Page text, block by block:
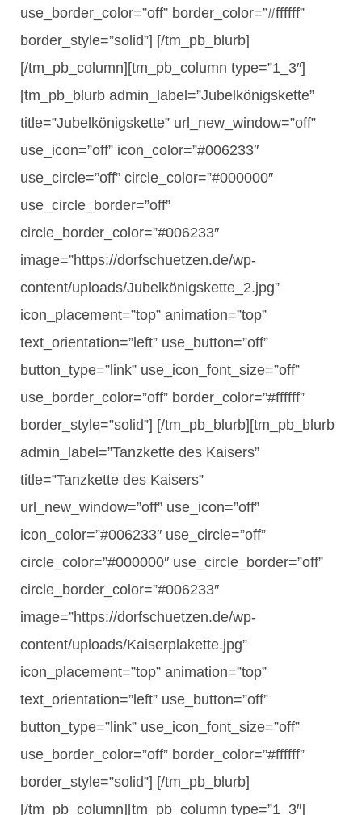
use_border_color=”off” border_color=”#ffffff”
border_style=”solid”] [/tm_pb_blurb]
[/tm_pb_column][tm_pb_column type=”1_3″]
[tm_pb_blurb admin_label=”Jubelkönigskette”
title=”Jubelkönigskette” url_new_window=”off”
use_icon=”off” icon_color=”#006233″
use_circle=”off” circle_color=”#000000″
use_circle_border=”off”
circle_border_color=”#006233″
image=”https://dorfschuetzen.de/wp-
content/uploads/Jubelkönigskette_2.jpg”
icon_placement=”top” animation=”top”
text_orientation=”left” use_button=”off”
button_type=”link” use_icon_font_size=”off”
use_border_color=”off” border_color=”#ffffff”
border_style=”solid”] [/tm_pb_blurb][tm_pb_blurb
admin_label=”Tanzkette des Kaisers”
title=”Tanzkette des Kaisers”
url_new_window=”off” use_icon=”off”
icon_color=”#006233″ use_circle=”off”
circle_color=”#000000″ use_circle_border=”off”
circle_border_color=”#006233″
image=”https://dorfschuetzen.de/wp-
content/uploads/Kaiserplakette.jpg”
icon_placement=”top” animation=”top”
text_orientation=”left” use_button=”off”
button_type=”link” use_icon_font_size=”off”
use_border_color=”off” border_color=”#ffffff”
border_style=”solid”] [/tm_pb_blurb]
[/tm_pb_column][tm_pb_column type=”1_3″]